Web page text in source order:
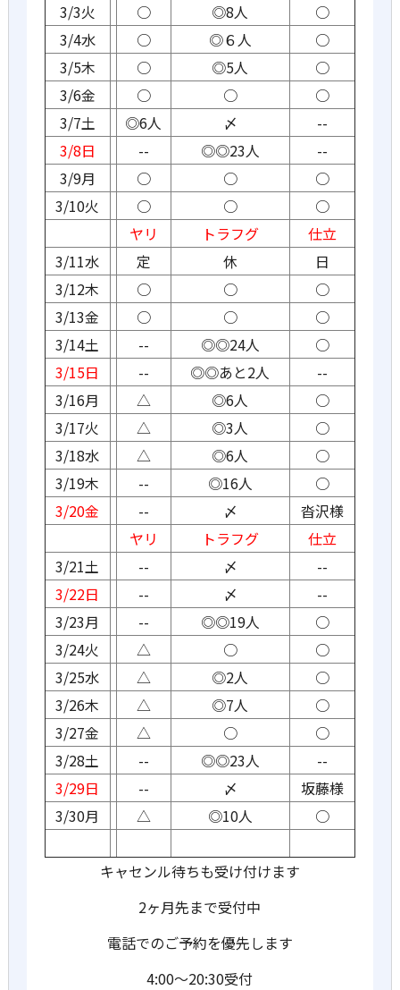
3/3火
○ ◎8人
○
3/4水
○ ◎６人
○
3/5木
○ ◎5人
○
3/6金
○ ○
○
3/7土
◎6人 〆
--
3/8日
-- ◎◎23人
--
3/9月
○ ○
○
3/10火
○ ○
○
ヤリ
トラフグ
仕立
3/11水
定 休
日
3/12木
○ ○
○
3/13金
○ ○
○
3/14土
-- ◎◎24人
○
3/15日
-- ◎◎あと2人
--
3/16月
△ ◎6人
○
3/17火
△ ◎3人
○
3/18水
△ ◎6人
○
3/19木
-- ◎16人
○
3/20金
-- 〆
沓沢様
ヤリ
トラフグ
仕立
3/21土
-- 〆
--
3/22日
-- 〆
--
3/23月
-- ◎◎19人
○
3/24火
△ ○
○
3/25水
△ ◎2人
○
3/26木
△ ◎7人
○
3/27金
△ ○
○
3/28土
-- ◎◎23人
--
3/29日
-- 〆
坂藤様
3/30月
△ ◎10人 ○
キャセンル待ちも受け付けます
2ヶ月先まで受付中
電話でのご予約を優先します
4:00〜20:30受付